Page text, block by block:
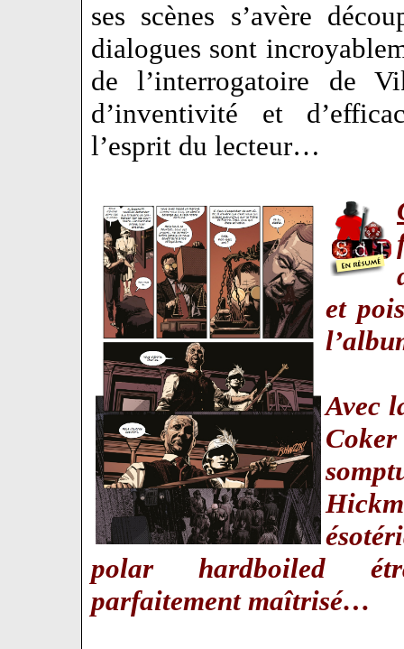
ses scènes s’avère
dialogues sont
de l’interrogatoire de
d’inventivité et
l’esprit du lecteur…
et
Avec
polar hardboiled
parfaitement maîtrisé…